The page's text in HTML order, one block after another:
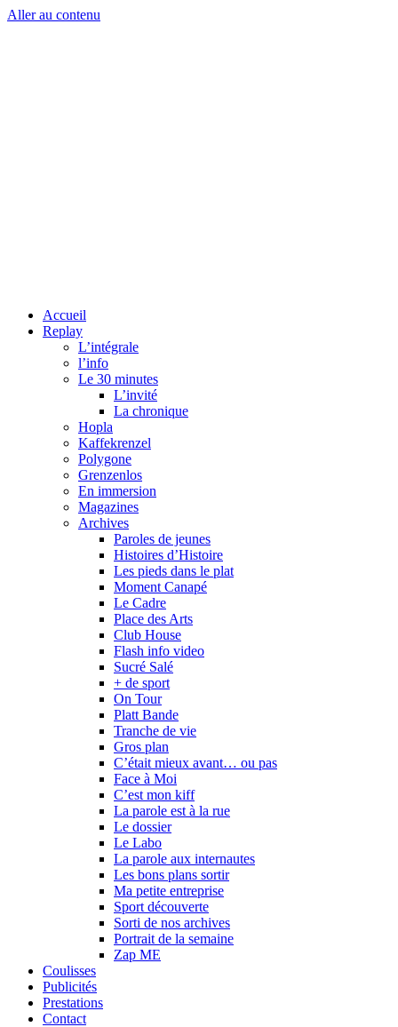
Aller au contenu
Accueil
Replay
L’intégrale
l’info
Le 30 minutes
L’invité
La chronique
Hopla
Kaffekrenzel
Polygone
Grenzenlos
En immersion
Magazines
Archives
Paroles de jeunes
Histoires d’Histoire
Les pieds dans le plat
Moment Canapé
Le Cadre
Place des Arts
Club House
Flash info video
Sucré Salé
+ de sport
On Tour
Platt Bande
Tranche de vie
Gros plan
C’était mieux avant… ou pas
Face à Moi
C’est mon kiff
La parole est à la rue
Le dossier
Le Labo
La parole aux internautes
Les bons plans sortir
Ma petite entreprise
Sport découverte
Sorti de nos archives
Portrait de la semaine
Zap ME
Coulisses
Publicités
Prestations
Contact